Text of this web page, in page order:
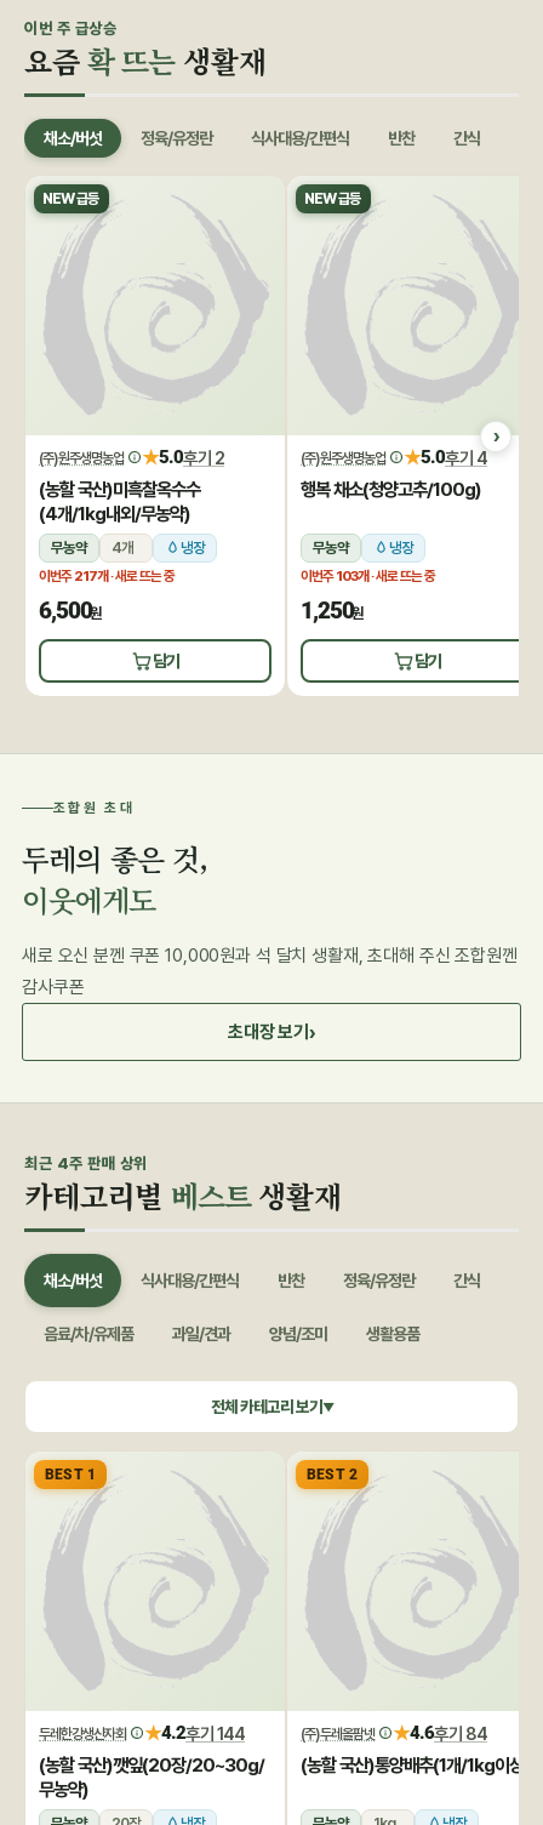
이번 주 급상승
요즘확 뜨는생활재
채소/버섯 정육/유정란 식사대용/간편식 반찬 간식
NEW 급등
(주)원주생명농업 ★5.0후기 2
(농할 국산)미흑찰옥수수
(4개/1kg내외/무농약)
무농약 4개 냉장
이번주217개 · 새로 뜨는 중
6,500원
담기
NEW 급등
(주)원주생명농업 ★5.0후기 4
행복 채소(청양고추/100g)
무농약 냉장
이번주103개 · 새로 뜨는 중
1,250원
담기
조합원 초대
두레의 좋은 것,
이웃에게도
새로 오신 분껜 쿠폰 10,000원과 석 달치 생활재, 초대해 주신 조합원껜
감사쿠폰
초대장 보기›
최근 4주 판매 상위
카테고리별 베스트생활재
채소/버섯 식사대용/간편식 반찬 정육/유정란 간식
음료/차/유제품 과일/견과 양념/조미 생활용품
쌀/잡곡 수산/건어물 공정무역(민중교역) 건강식품/꿀
전체 카테고리 보기▼
BEST 1
두레한강생산자회 ★4.2후기 144
(농할 국산)깻잎(20장/20~30g/
무농약)
BEST 2
(주)두레올팜넷 ★4.6후기 84
(농할 국산)통양배추(1개/1kg이상)